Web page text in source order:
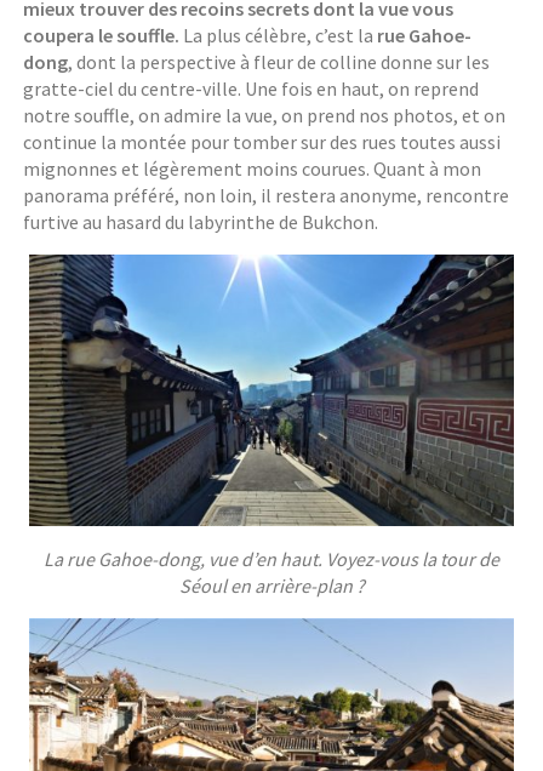
mieux trouver des recoins secrets dont la vue vous
coupera le souffle. La plus célèbre, c’est la rue Gahoe-
dong, dont la perspective à fleur de colline donne sur les
gratte-ciel du centre-ville. Une fois en haut, on reprend
notre souffle, on admire la vue, on prend nos photos, et on
continue la montée pour tomber sur des rues toutes aussi
mignonnes et légèrement moins courues. Quant à mon
panorama préféré, non loin, il restera anonyme, rencontre
furtive au hasard du labyrinthe de Bukchon.
La rue Gahoe-dong, vue d’en haut. Voyez-vous la tour de
Séoul en arrière-plan ?